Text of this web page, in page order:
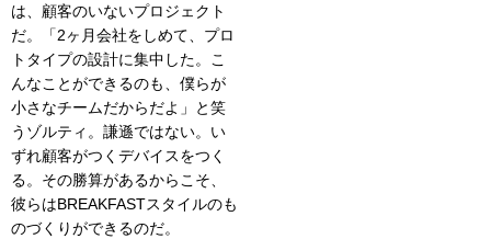
は、顧客のいないプロジェクト
だ。「2ヶ月会社をしめて、プロ
トタイプの設計に集中した。こ
んなことができるのも、僕らが
小さなチームだからだよ」と笑
うゾルティ。謙遜ではない。い
ずれ顧客がつくデバイスをつく
る。その勝算があるからこそ、
彼らはBREAKFASTスタイルのも
のづくりができるのだ。